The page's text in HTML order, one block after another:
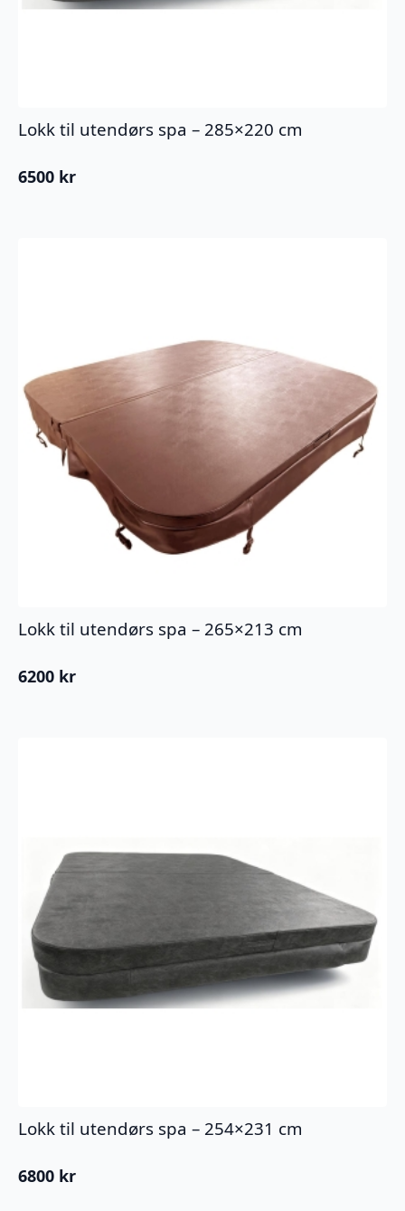
Lokk til utendørs spa – 285×220 cm
6500 kr
Lokk til utendørs spa – 265×213 cm
6200 kr
Lokk til utendørs spa – 254×231 cm
6800 kr